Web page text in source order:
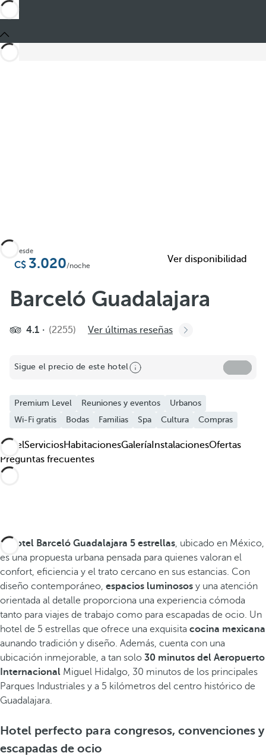
Añadir a favoritos
Desde
3.020/noche
Ver disponibilidad
Barceló Guadalajara
4.1 (2255) Ver últimas reseñas
Sigue el precio de este hotel
Premium Level Reuniones y eventos
Urbanos
Wi-Fi gratis
Bodas Familias Spa Cultura Compras
HotelServiciosHabitacionesGalería InstalacionesOfertas
Preguntas frecuentes
El hotel Barceló Guadalajara 5 estrellas, ubicado en México,
es una propuesta urbana pensada para quienes valoran el
confort, eficiencia y el trato cercano en sus estancias. Con
diseño contemporáneo, espacios luminosos y una atención
orientada al detalle proporciona una experiencia cómoda
tanto para viajes de trabajo como para escapadas de ocio. Un
hotel de 5 estrellas que ofrece una exquisita cocina mexicana
aunando tradición y diseño. Además, cuenta con una
ubicación inmejorable, a tan solo 30 minutos del Aeropuerto
Internacional Miguel Hidalgo, 30 minutos de los principales
Parques Industriales y a 5 kilómetros del centro histórico de
Guadalajara.
Hotel perfecto para congresos, convenciones y
escapadas de ocio